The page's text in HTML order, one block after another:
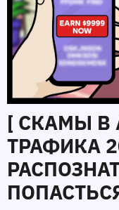
[ СКАМЫ В
ТРАФИКА